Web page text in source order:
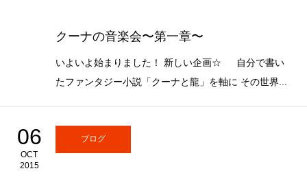
クーナの音楽会〜第一章〜
いよいよ始まりました！ 新しい企画☆ 自分で書い
たファンタジー小説「クーナと龍」を軸に その世界...
06
OCT
2015
ブログ